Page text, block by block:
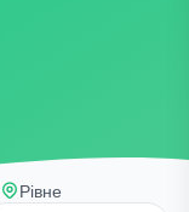
Рівне